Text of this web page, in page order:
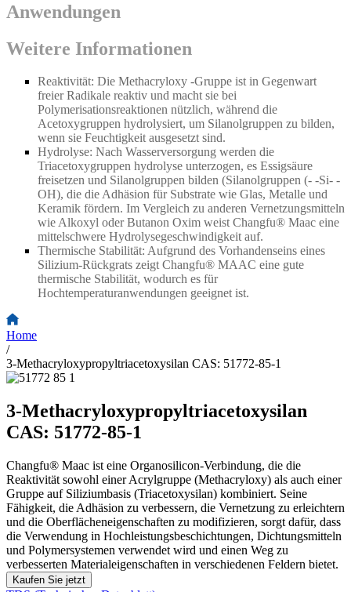
Anwendungen
Weitere Informationen
Reaktivität: Die Methacryloxy -Gruppe ist in Gegenwart
freier Radikale reaktiv und macht sie bei
Polymerisationsreaktionen nützlich, während die
Acetoxygruppen hydrolysiert, um Silanolgruppen zu bilden,
wenn sie Feuchtigkeit ausgesetzt sind.
Hydrolyse: Nach Wasserversorgung werden die
Triacetoxygruppen hydrolyse unterzogen, es Essigsäure
freisetzen und Silanolgruppen bilden (Silanolgruppen (- -Si- -
OH), die die Adhäsion für Substrate wie Glas, Metalle und
Keramik fördern. Im Vergleich zu anderen Vernetzungsmitteln
wie Alkoxyl oder Butanon Oxim weist Changfu® Maac eine
mittelschwere Hydrolysegeschwindigkeit auf.
Thermische Stabilität: Aufgrund des Vorhandenseins eines
Silizium-Rückgrats zeigt Changfu® MAAC eine gute
thermische Stabilität, wodurch es für
Hochtemperaturanwendungen geeignet ist.
Home
/
3-Methacryloxypropyltriacetoxysilan CAS: 51772-85-1
3-Methacryloxypropyltriacetoxysilan
CAS: 51772-85-1
Changfu® Maac ist eine Organosilicon-Verbindung, die die
Reaktivität sowohl einer Acrylgruppe (Methacryloxy) als auch einer
Gruppe auf Siliziumbasis (Triacetoxysilan) kombiniert. Seine
Fähigkeit, die Adhäsion zu verbessern, die Vernetzung zu erleichtern
und die Oberflächeneigenschaften zu modifizieren, sorgt dafür, dass
die Verwendung in Hochleistungsbeschichtungen, Dichtungsmitteln
und Polymersystemen verwendet wird und einen Weg zu
verbesserten Materialeigenschaften in verschiedenen Feldern bietet.
Kaufen Sie jetzt